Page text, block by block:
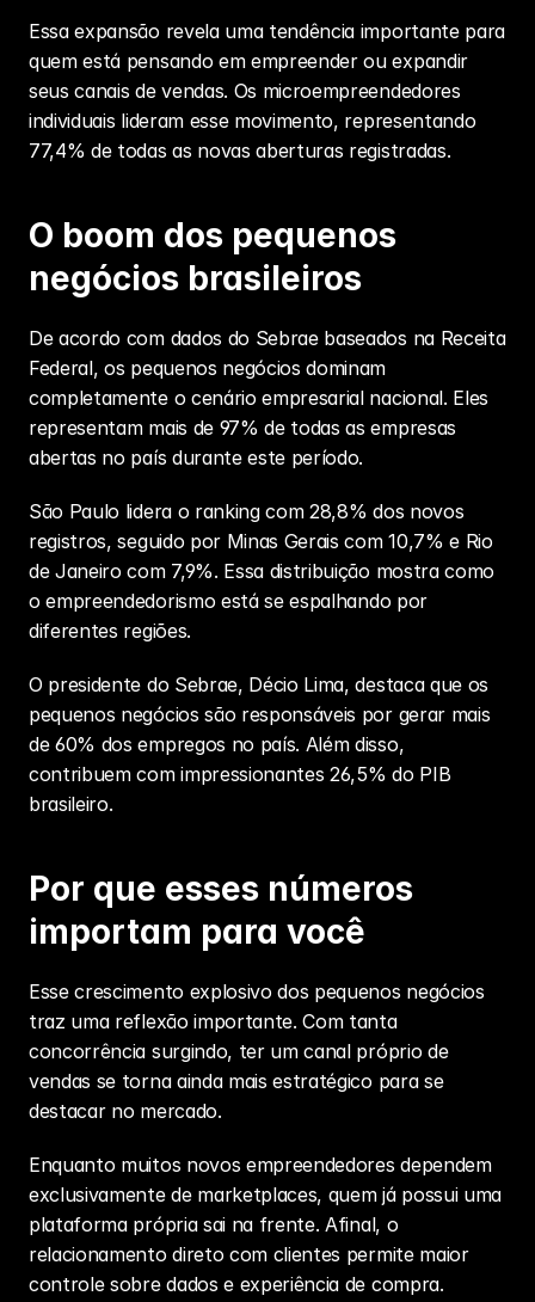
Essa expansão revela uma tendência importante para
quem está pensando em empreender ou expandir
seus canais de vendas. Os microempreendedores
individuais lideram esse movimento, representando
77,4% de todas as novas aberturas registradas.
O boom dos pequenos
negócios brasileiros
De acordo com dados do Sebrae baseados na Receita
Federal, os pequenos negócios dominam
completamente o cenário empresarial nacional. Eles
representam mais de 97% de todas as empresas
abertas no país durante este período.
São Paulo lidera o ranking com 28,8% dos novos
registros, seguido por Minas Gerais com 10,7% e Rio
de Janeiro com 7,9%. Essa distribuição mostra como
o empreendedorismo está se espalhando por
diferentes regiões.
O presidente do Sebrae, Décio Lima, destaca que os
pequenos negócios são responsáveis por gerar mais
de 60% dos empregos no país. Além disso,
contribuem com impressionantes 26,5% do PIB
brasileiro.
Por que esses números
importam para você
Esse crescimento explosivo dos pequenos negócios
traz uma reflexão importante. Com tanta
concorrência surgindo, ter um canal próprio de
vendas se torna ainda mais estratégico para se
destacar no mercado.
Enquanto muitos novos empreendedores dependem
exclusivamente de marketplaces, quem já possui uma
plataforma própria sai na frente. Afinal, o
relacionamento direto com clientes permite maior
controle sobre dados e experiência de compra.